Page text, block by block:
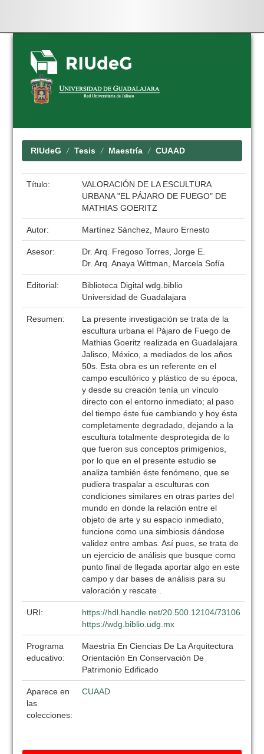
Skip
navigation
RIUdeG Tesis Maestría CUAAD
Título:
VALORACIÓN DE LA ESCULTURA
URBANA "EL PÁJARO DE FUEGO" DE
MATHIAS GOERITZ
Autor: Martínez Sánchez, Mauro Ernesto
Asesor:
Dr. Arq. Fregoso Torres, Jorge E.
Dr. Arq. Anaya Wittman, Marcela Sofía
Editorial:
Biblioteca Digital wdg.biblio
Universidad de Guadalajara
Resumen:
La presente investigación se trata de la
escultura urbana el Pájaro de Fuego de
Mathias Goeritz realizada en Guadalajara
Jalisco, México, a mediados de los años
50s. Esta obra es un referente en el
campo escultórico y plástico de su época,
y desde su creación tenía un vínculo
directo con el entorno inmediato; al paso
del tiempo éste fue cambiando y hoy ésta
completamente degradado, dejando a la
escultura totalmente desprotegida de lo
que fueron sus conceptos primigenios,
por lo que en el presente estudio se
analiza también éste fenómeno, que se
pudiera traspalar a esculturas con
condiciones similares en otras partes del
mundo en donde la relación entre el
objeto de arte y su espacio inmediato,
funcione como una simbiosis dándose
validez entre ambas. Así pues, se trata de
un ejercicio de análisis que busque como
punto final de llegada aportar algo en este
campo y dar bases de análisis para su
valoración y rescate .
URI:
https://hdl.handle.net/20.500.12104/73106
https://wdg.biblio.udg.mx
Programa
educativo:
Maestría En Ciencias De La Arquitectura
Orientación En Conservación De
Patrimonio Edificado
Aparece en
las
colecciones:
CUAAD